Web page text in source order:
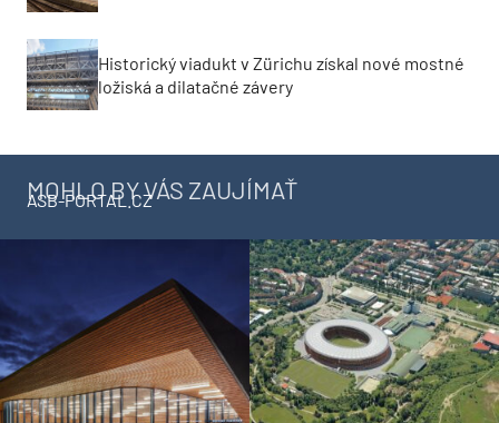
Historický viadukt v Zürichu získal nové mostné
ložiská a dilatačné závery
MOHLO BY VÁS ZAUJÍMAŤ
ASB-PORTAL.CZ